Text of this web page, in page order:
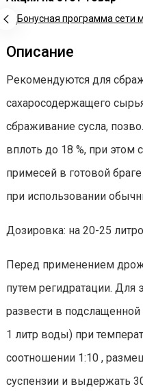
Описание
Рекомендуются для
сахаросодержащего
сбраживание сусла,
вплоть до 18 %, при
примесей в готовой
при использовании
Дозировка: на 20-25
Перед применением
путем регидратации. Для
развести в подслащенной
1 литр воды) при
соотношении 1:10 ,
суспензии и выдержать